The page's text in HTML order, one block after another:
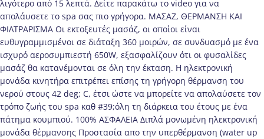
λιγότερο από 15 λεπτά. Δείτε παρακάτω το video για να
απολάυσετε το spa σας πιο γρήγορα. ΜΑΣΑΖ, ΘΕΡΜΑΝΣΗ ΚΑΙ
ΦΙΛΤΡΑΡΙΣΜΑ Οι εκτοξευτές μασάζ, οι οποίοι είναι
ευθυγραμμισμένοι σε διάταξη 360 μοιρών, σε συνδυασμό με ένα
ισχυρό αεροσυμπιεστή 650W, εξασφαλίζουν ότι οι φυσαλίδες
μασάζ θα κατανέμονται σε όλη την έκταση. Η ηλεκτρονική
μονάδα κινητήρα επιτρέπει επίσης τη γρήγορη θέρμανση του
νερού στους 42 deg; C, έτσι ώστε να μπορείτε να απολαύσετε τον
τρόπο ζωής του spa καθ #39;όλη τη διάρκεια του έτους με ένα
πάτημα κουμπιού. 100% ΑΣΦΑΛΕΙΑ Διπλά μονωμένη ηλεκτρονική
μονάδα θέρμανσης Προστασία απο την υπερθέρμανση (water up